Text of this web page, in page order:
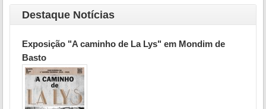
Destaque Notícias
Exposição "A caminho de La Lys" em Mondim de
Basto